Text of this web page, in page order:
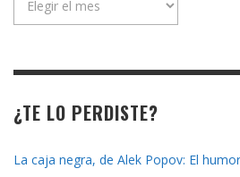
¿TE LO PERDISTE?
La caja negra, de Alek Popov: El